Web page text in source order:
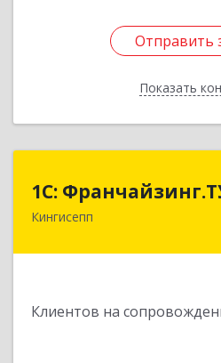
Отправить
Показать
Отправить
Назад
1С:
Кингисепп
Клиентов на
1С: